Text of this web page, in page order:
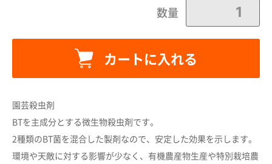
数量
カートに入れる
カートへ進む
園芸殺虫剤
BTを主成分とする微生物殺虫剤です。
2種類のBT菌を混合した製剤なので、安定した効果を示します。
環境や天敵に対する影響が少なく、有機農産物生産や特別栽培農